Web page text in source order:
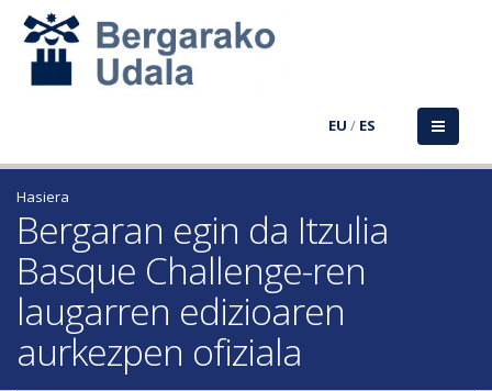
EU / ES
Hasiera
Bergaran egin da Itzulia
Basque Challenge-ren
laugarren edizioaren
aurkezpen ofiziala